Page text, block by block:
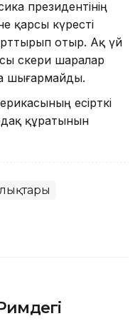
президентінің
қарсы күресті
отыр. Ақ үй
әскери шаралар
шығармайды.
есірткі
құратынын